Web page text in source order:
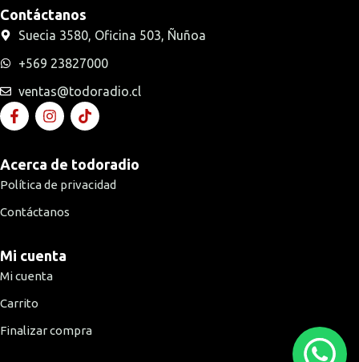
Contáctanos
Suecia 3580, Oficina 503, Ñuñoa
+569 23827000
ventas@todoradio.cl
Acerca de todoradio
Política de privacidad
Contáctanos
Mi cuenta
Mi cuenta
Carrito
Finalizar compra